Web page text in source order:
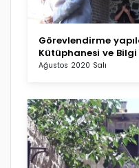
Görevlendirme
Kütüphanesi ve Bilgi
Ağustos 2020 Salı